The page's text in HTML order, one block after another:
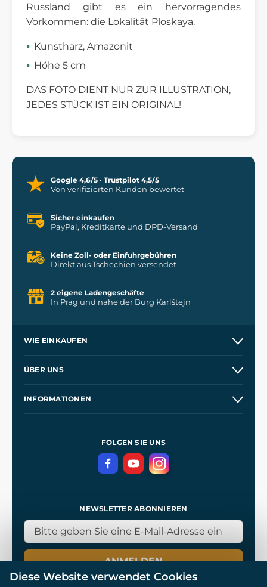
Russland gibt es ein hervorragendes
Vorkommen: die Lokalität Ploskaya.
Kunstharz, Amazonit
Höhe 5 cm
DAS FOTO DIENT NUR ZUR ILLUSTRATION,
JEDES STÜCK IST EIN ORIGINAL!
Google 4,6/5 · Trustpilot 4,5/5
Von verifizierten Kunden bewertet
Sicher einkaufen
PayPal, Kreditkarte und DPD-Versand
Keine Zoll- oder Einfuhrgebühren
Direkt aus Tschechien versendet
2 eigene Ladengeschäfte
In Prag und nahe der Burg Karlštejn
WIE EINKAUFEN
Kontakt
ÜBER UNS
INFORMATIONEN
DatenschutzerklärungFOLGEN SIE UNS
NEWSLETTER ABONNIEREN
ANMELDEN
Diese Website verwendet Cookies